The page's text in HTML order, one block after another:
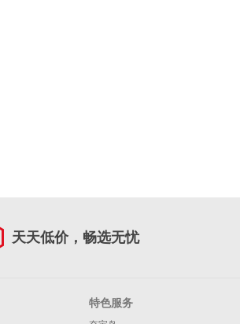
天天低价，畅选无忧
特色服务